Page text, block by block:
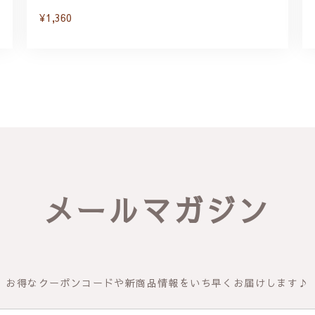
¥1,360
メールマガジン
お得なクーポンコードや新商品情報をいち早くお届けします♪